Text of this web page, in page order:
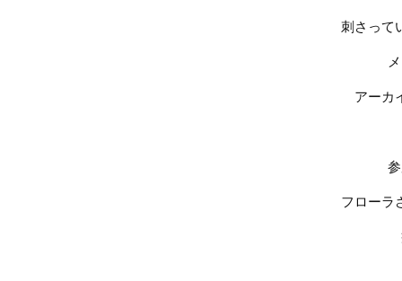
刺さって
アーカ
フローラ